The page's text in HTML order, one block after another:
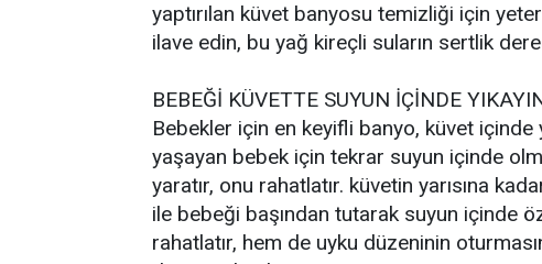
yaptırılan küvet banyosu temizliği için
ilave edin, bu yağ kireçli suların sertlik
BEBEĞİ KÜVETTE SUYUN İÇİNDE
Bebekler için en keyifli banyo, küvet içinde
yaşayan bebek için tekrar suyun içinde
yaratır, onu rahatlatır. küvetin yarısına
ile bebeği başından tutarak suyun içinde
rahatlatır, hem de uyku düzeninin